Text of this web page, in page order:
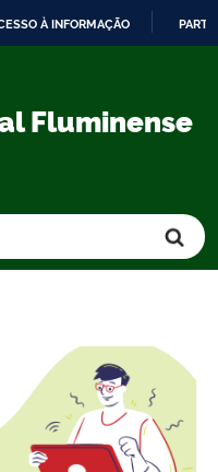
À INFORMAÇÃO
Fluminense